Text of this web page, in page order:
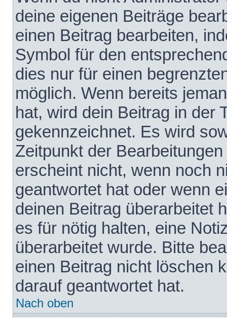
deine eigenen Beiträge
einen Beitrag bearbeiten,
Symbol für den
dies nur für einen
möglich. Wenn bereits
hat, wird dein Beitrag in der
gekennzeichnet. Es wird
Zeitpunkt der
erscheint nicht, wenn noch
geantwortet hat oder wenn
deinen Beitrag überarbeitet
es für nötig halten, eine
überarbeitet wurde. Bitte
einen Beitrag nicht löschen
darauf geantwortet hat.
Nach oben